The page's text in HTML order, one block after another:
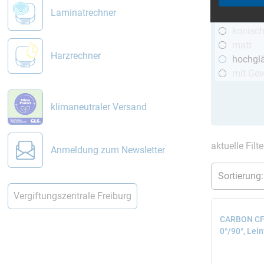
Laminatrechner
Harzrechner
klimaneutraler Versand
Anmeldung zum Newsletter
Vergiftungszentrale Freiburg
aktuelle
CARBON
0°/90°,